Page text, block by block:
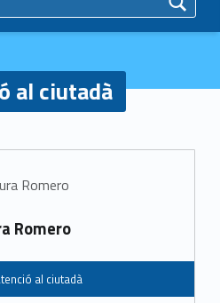
al ciutadà
Romero
al ciutadà